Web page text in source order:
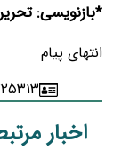
*بازنویسی:
انتهای پیام
۵۳۱۳
اخبار